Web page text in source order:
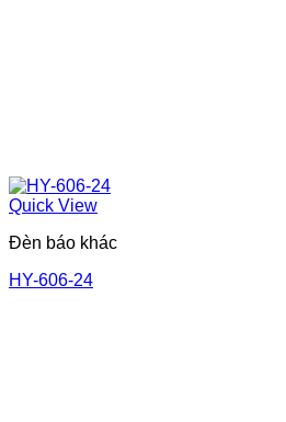
Quick View
Đèn báo khác
HY-606-24